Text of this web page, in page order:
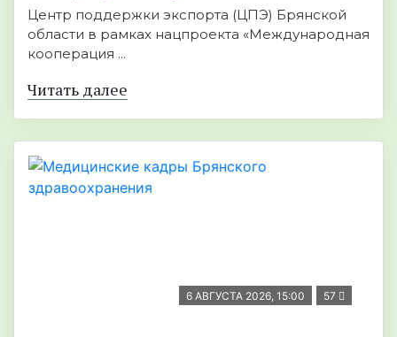
Центр поддержки экспорта (ЦПЭ) Брянской
области в рамках нацпроекта «Международная
кооперация ...
Читать далее
6 АВГУСТА 2026, 15:00 57